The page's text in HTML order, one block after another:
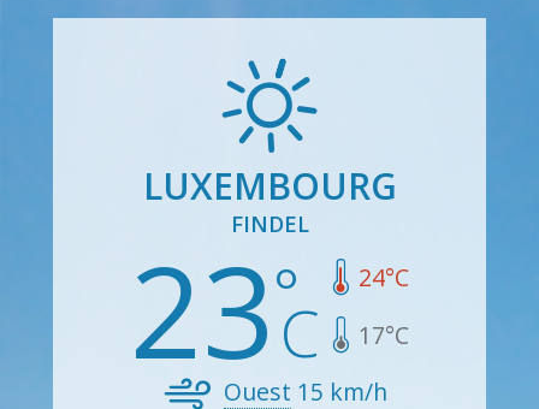
LUXEMBOURG
FINDEL
23 24°C
17°C
Ouest 15 km/h